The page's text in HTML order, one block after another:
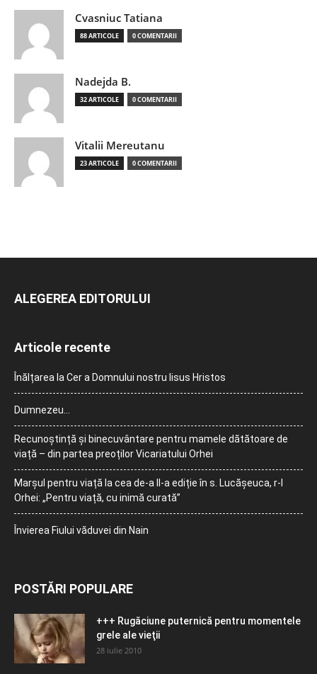
Cvasniuc Tatiana
88 ARTICOLE 0 COMENTARII
Nadejda B.
32 ARTICOLE 0 COMENTARII
Vitalii Mereutanu
23 ARTICOLE 0 COMENTARII
ALEGEREA EDITORULUI
Articole recente
Înălțarea la Cer a Domnului nostru Iisus Hristos
Dumnezeu…
Recunoștință și binecuvântare pentru mamele dătătoare de
viață – din partea preoților Vicariatului Orhei
Marșul pentru viață la cea de-a II-a ediție în s. Lucășeuca, r-l
Orhei: „Pentru viață, cu inimă curată”
Învierea Fiului văduvei din Nain
POSTĂRI POPULARE
+++ Rugăciune puternică pentru momentele
grele ale vieţii
28 iulie 2010